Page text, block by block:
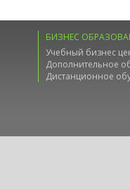
БИЗНЕС
Учебный бизнес
Дополнительное
Дистанционное